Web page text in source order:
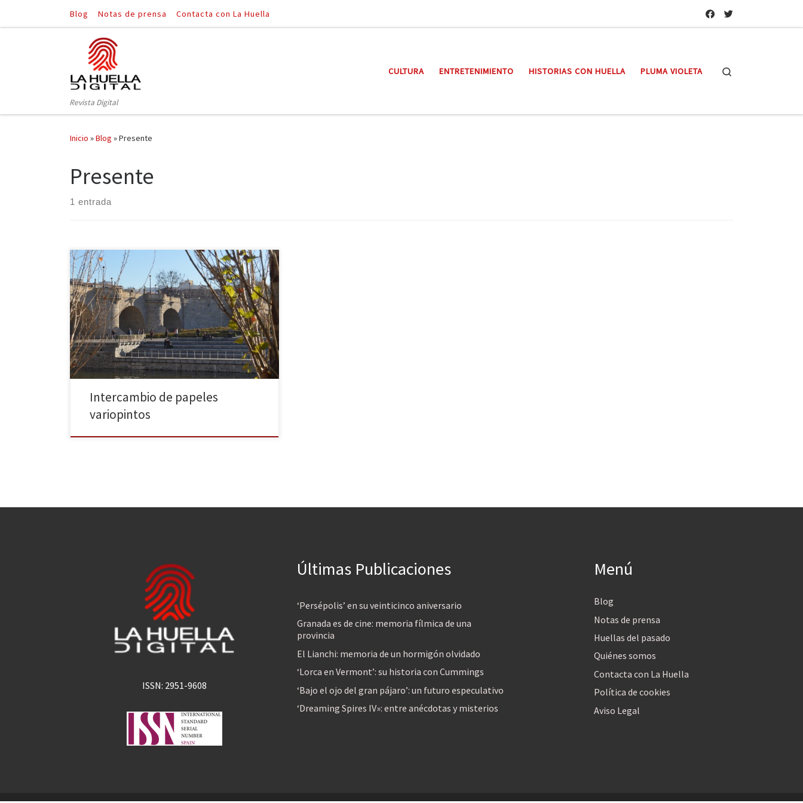
Saltar al contenido
Blog Notas de prensa Contacta con La Huella
Revista Digital
CULTURA ENTRETENIMIENTO HISTORIAS CON HUELLA PLUMA VIOLETA
Inicio »Blog »Presente
Presente
1 entrada
Juan siempre me dice que la vida es así, que no la ha
inventado él y tampoco Sergio Dalma, quien utiliza la
misma frase en una de sus canciones. Y yo estoy hecha
de una pasta parecida a él… soy de las que piensan
que si hoy no te rompen […]
Intercambio de papeles
variopintos
ISSN: 2951-9608
Últimas Publicaciones
‘Persépolis’ en su veinticinco aniversario
Granada es de cine: memoria fílmica de una
provincia
El Lianchi: memoria de un hormigón olvidado
‘Lorca en Vermont’: su historia con Cummings
‘Bajo el ojo del gran pájaro’: un futuro especulativo
‘Dreaming Spires IV»: entre anécdotas y misterios
Menú
Blog
Notas de prensa
Huellas del pasado
Quiénes somos
Contacta con La Huella
Política de cookies
Aviso Legal